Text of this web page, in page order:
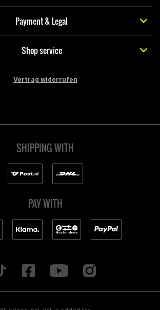
Payment & Legal
Shop service
Vertrag widerrufen
SHIPPING WITH
PAY WITH